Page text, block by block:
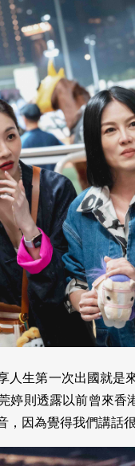
人生第一次出國就是
婷則透露以前曾來
，因為覺得我們講話很